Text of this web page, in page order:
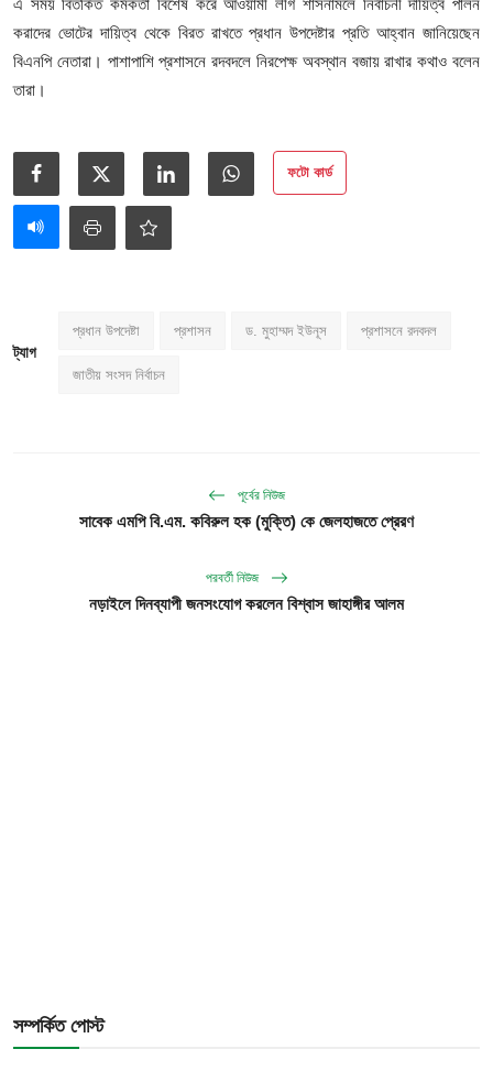
করাদের ভোটের দায়িত্ব থেকে বিরত রাখতে প্রধান উপদেষ্টার প্রতি আহ্বান জানিয়েছেন
বিএনপি নেতারা। পাশাপাশি প্রশাসনে রদবদলে নিরপেক্ষ অবস্থান বজায় রাখার কথাও বলেন
তারা।
ফটো কার্ড
ট্যাগ
প্রধান উপদেষ্টা প্রশাসন ড. মুহাম্মদ ইউনূস প্রশাসনে রদবদল
জাতীয় সংসদ নির্বাচন
পূর্বের নিউজ
সাবেক এমপি বি.এম. কবিরুল হক (মুক্তি) কে জেলহাজতে প্রেরণ
পরবর্তী নিউজ
নড়াইলে দিনব্যাপী জনসংযোগ করলেন বিশ্বাস জাহাঙ্গীর আলম
সম্পর্কিত পোস্ট